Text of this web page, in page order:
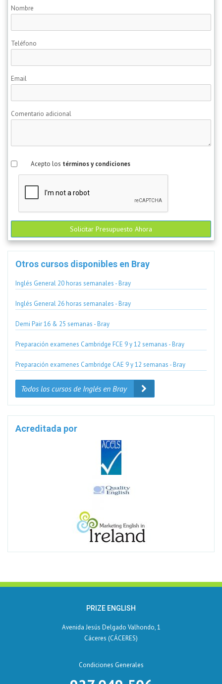
Nombre
Teléfono
Email
Comentario adicional
Acepto los términos y condiciones
Solicitar Presupuesto Ahora
Otros cursos disponibles en Bray
Inglés General 20 horas semanales - Bray
Inglés General 26 horas semanales - Bray
Demi Pair 16 & 25 semanas - Bray
Preparación examenes Cambridge FCE 9 y 12 semanas - Bray
Preparación examenes Cambridge CAE 9 y 12 semanas - Bray
Todos los cursos de Inglés en Bray
Acreditada por
PRIZE ENGLISH
Avenida Jesús Delgado Valhondo, 1
Cáceres (CÁCERES)
Condiciones Generales